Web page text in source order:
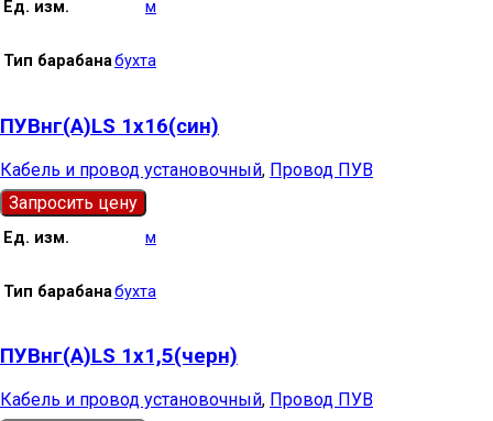
Ед. изм. м
Тип барабанабухта
ПУВнг(А)LS 1х16(син)
Кабель и провод установочный, Провод ПУВ
Запросить цену
Ед. изм. м
Тип барабанабухта
ПУВнг(А)LS 1х1,5(черн)
Кабель и провод установочный, Провод ПУВ